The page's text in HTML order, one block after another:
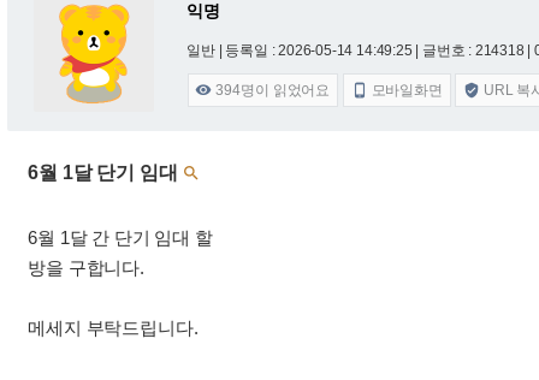
익명
일반 | 등록일 : 2026-05-14 14:49:25 | 글번호 : 214318 |
 394명이 읽었어요  모바일화면  URL 복
6월 1달 단기 임대 
6월 1달 간 단기 임대 할
방을 구합니다.
메세지 부탁드립니다.